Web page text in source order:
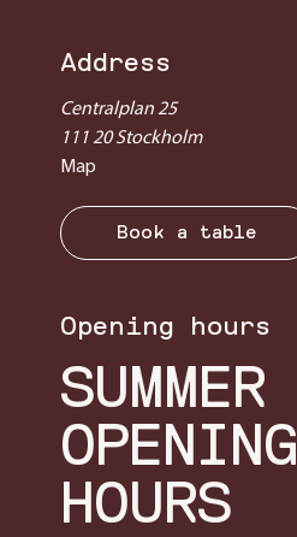
Opening hours
SUMMER
OPENING
HOURS
Address
Centralplan 25
111 20 Stockholm
Map
Book a table